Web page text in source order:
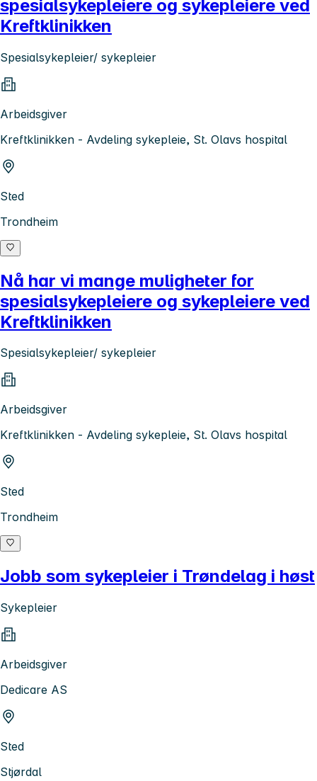
spesialsykepleiere og sykepleiere ved
Kreftklinikken
Spesialsykepleier/ sykepleier
Arbeidsgiver
Kreftklinikken - Avdeling sykepleie, St. Olavs hospital
Sted
Trondheim
Nå har vi mange muligheter for
spesialsykepleiere og sykepleiere ved
Kreftklinikken
Spesialsykepleier/ sykepleier
Arbeidsgiver
Kreftklinikken - Avdeling sykepleie, St. Olavs hospital
Sted
Trondheim
Jobb som sykepleier i Trøndelag i høst
Sykepleier
Arbeidsgiver
Dedicare AS
Sted
Stjørdal